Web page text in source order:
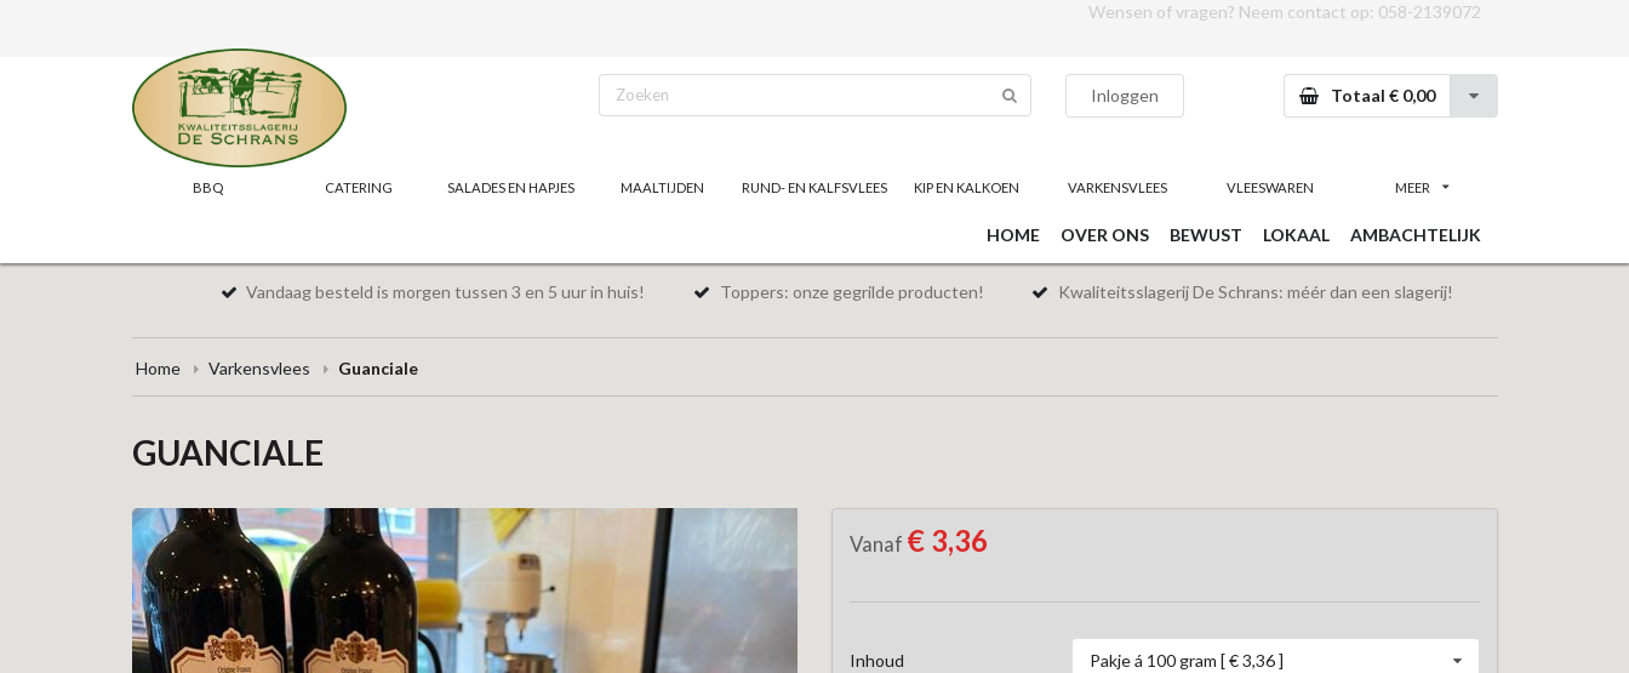
Wensen of vragen? Neem contact op: 058-2139072
Inloggen Totaal € 0,00
BBQ CATERING SALADES EN HAPJES MAALTIJDEN RUND- EN KALFSVLEES KIP EN KALKOEN VARKENSVLEES VLEESWAREN MEER
HOME OVER ONS BEWUST LOKAAL AMBACHTELIJK
Vandaag besteld is morgen tussen 3 en 5 uur in huis! Toppers: onze gegrilde producten! Kwaliteitsslagerij De Schrans: méér dan een slagerij!
Home Varkensvlees Guanciale
GUANCIALE
Vanaf € 3,36
Inhoud Pakje á 100 gram [ € 3,36 ]